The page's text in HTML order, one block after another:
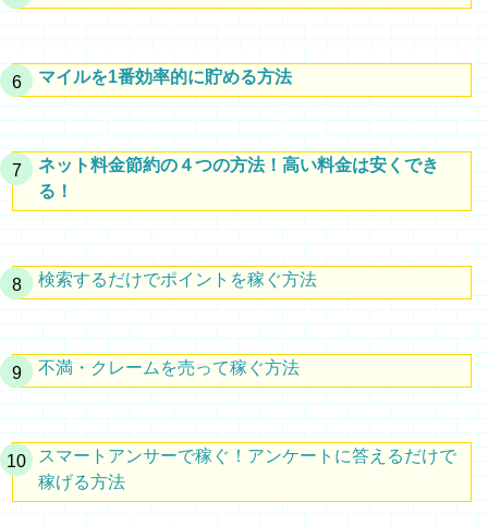
マイルを1番効率的に貯める方法
ネット料金節約の４つの方法！高い料金は安くでき
る！
検索するだけでポイントを稼ぐ方法
不満・クレームを売って稼ぐ方法
スマートアンサーで稼ぐ！アンケートに答えるだけで
稼げる方法